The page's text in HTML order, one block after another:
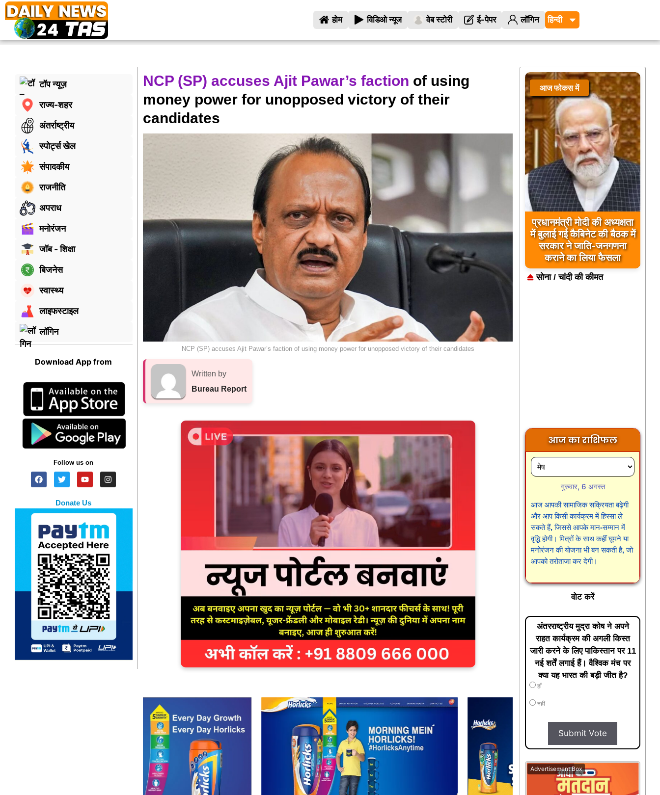
होम विडिओ न्यूज वेब स्टोरी ई-पेपर लॉगिन
टॉप न्यूज़
राज्य-शहर
अंतर्राष्ट्रीय
स्पोर्ट्स खेल
संपादकीय
राजनीति
अपराध
मनोरंजन
जॉब - शिक्षा
बिजनेस
स्वास्थ्य
लाइफस्टाइल
लॉगिन
Download App from
Follow us on
Donate Us
NCP (SP) accuses Ajit Pawar’s faction of using
money power for unopposed victory of their
candidates
NCP (SP) accuses Ajit Pawar’s faction of using money power for unopposed victory of their candidates
Written by
Bureau Report
आज फोकस में
प्रधानमंत्री मोदी की अध्यक्षता
में बुलाई गई कैबिनेट की बैठक में
सरकार ने जाति-जनगणना
कराने का लिया फैसला
सोना / चांदी की कीमत
आज का राशिफल
गुरुवार, 6 अगस्त
आज आपकी सामाजिक सक्रियता बढ़ेगी
और आप किसी कार्यक्रम में हिस्सा ले
सकते हैं, जिससे आपके मान-सम्मान में
वृद्धि होगी। मित्रों के साथ कहीं घूमने या
मनोरंजन की योजना भी बन सकती है, जो
आपको तरोताजा कर देगी।
वोट करें
अंतरराष्ट्रीय मुद्रा कोष ने अपने
राहत कार्यक्रम की अगली किस्त
जारी करने के लिए पाकिस्तान पर 11
नई शर्तें लगाई हैं। वैश्विक मंच पर
क्या यह भारत की बड़ी जीत है?
हाँ
नहीं
Submit Vote
Advertisement Box